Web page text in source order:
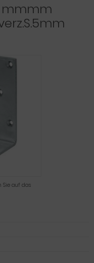
mmmm
Sie auf das